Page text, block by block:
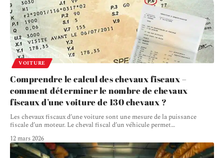
VOITURE
Comprendre le calcul des chevaux fiscaux –
comment déterminer le nombre de chevaux
fiscaux d’une voiture de 130 chevaux ?
Les chevaux fiscaux d’une voiture sont une mesure de la puissance
fiscale d’un moteur. Le cheval fiscal d’un véhicule permet…
12 mars 2026